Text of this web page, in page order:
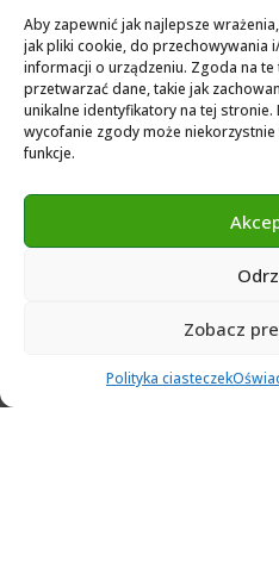
Aby zapewnić jak najlepsze
jak pliki cookie, do przechowywania
informacji o urządzeniu. Zgoda na
przetwarzać dane, takie jak
unikalne identyfikatory na tej
wycofanie zgody może niekorzystnie
funkcje.
Zobacz
Polityka ciasteczek
Biblioteka dla Exocad
Exocad Novamaind library 3.2
3Shape 2024 Library
Exocad 2024 Library
Novamind bredent blueski 2025
© 2024 Abutment
Menu